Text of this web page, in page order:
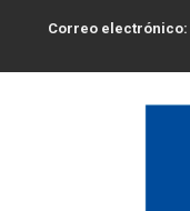
Correo electrónico: